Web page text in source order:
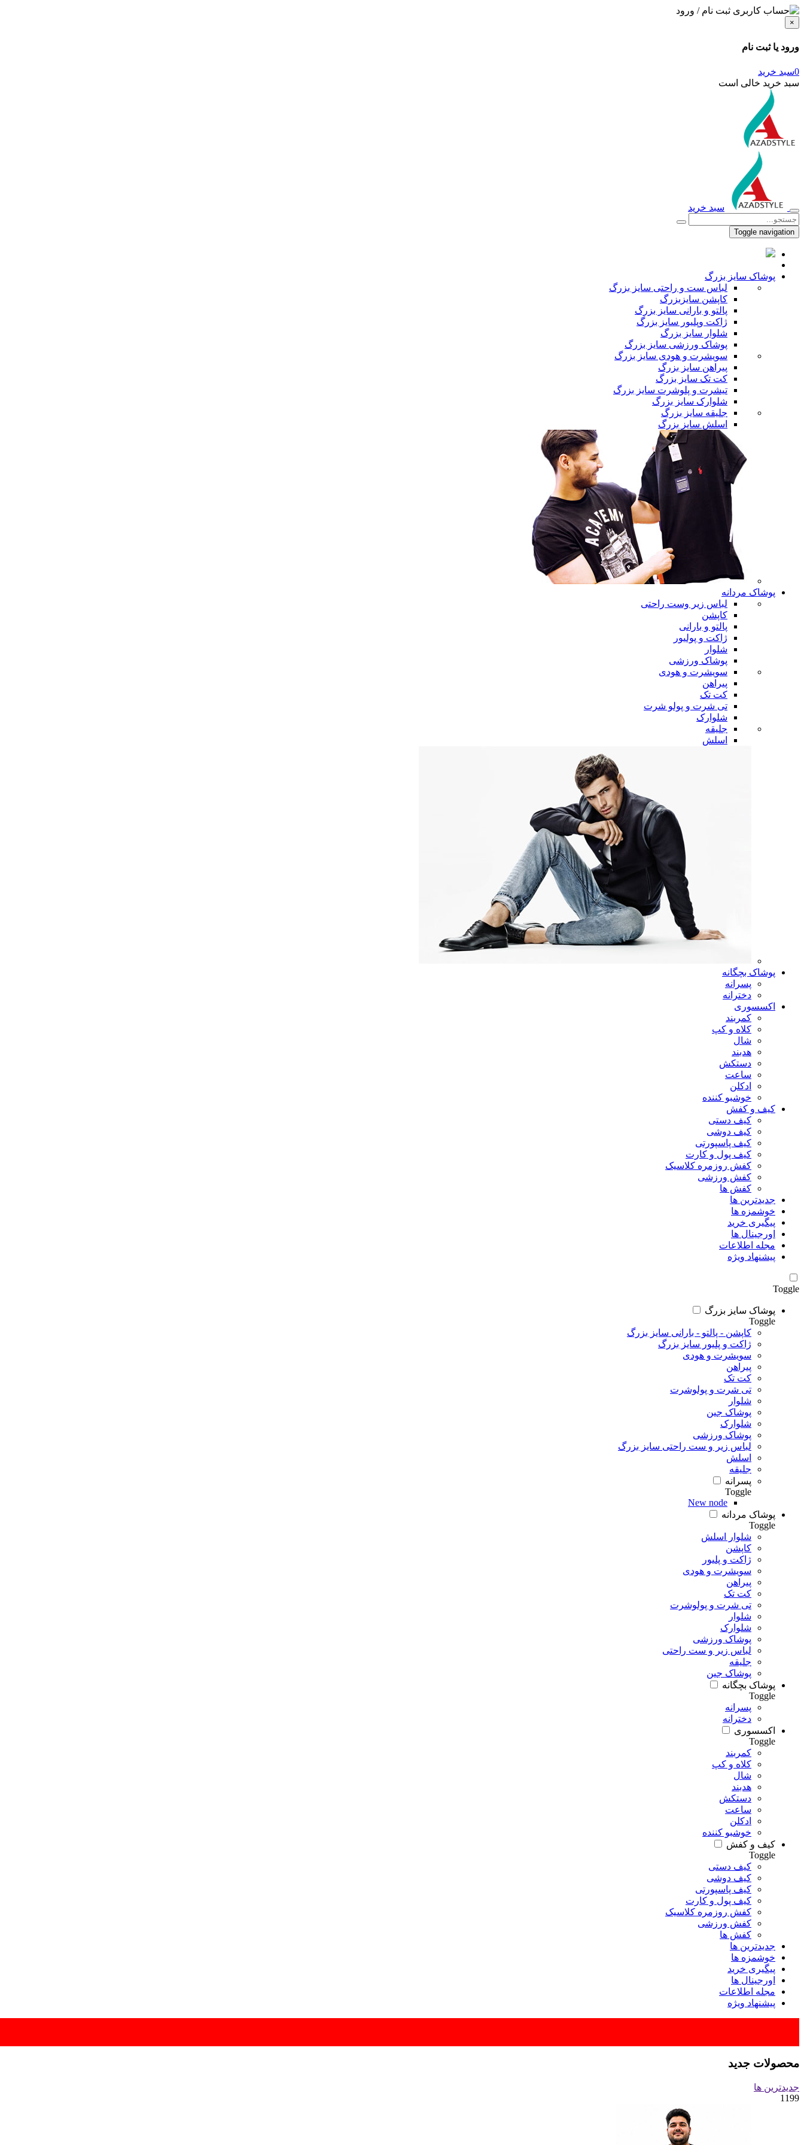
ثبت نام / ورود
×
ورود یا ثبت نام
0سبد خرید
سبد خرید خالی است
سبد خرید
Toggle navigation
پوشاک سایز بزرگ
لباس ست و راحتی سایز بزرگ
کاپشن سایزبزرگ
پالتو و بارانی سایز بزرگ
ژاکت وپلیور سایز بزرگ
شلوار سایز بزرگ
پوشاک ورزشی سایز بزرگ
سویشرت و هودی سایز بزرگ
پیراهن سایز بزرگ
کت تک سایز بزرگ
تیشرت و پلوشرت سایز بزرگ
شلوارک سایز بزرگ
جلیقه سایز بزرگ
اسلش سایز بزرگ
پوشاک مردانه
لباس زیر وست راحتی
کاپشن
پالتو و بارانی
ژاکت و پولیور
شلوار
پوشاک ورزشی
سویشرت و هودی
پیراهن
کت تک
تی شرت و پولو شرت
شلوارک
جلیقه
اسلش
پوشاک بچگانه
پسرانه
دخترانه
اکسسوری
کمربند
کلاه و کپ
شال
هدبند
دستکش
ساعت
ادکلن
خوشبو کننده
کیف و کفش
کیف دستی
کیف دوشی
کیف پاسپورتی
کیف پول و کارت
کفش روزمره کلاسیک
کفش ورزشی
کفش ها
جدیدترین ها
خوشمزه ها
پیگیری خرید
اورجینال ها
مجله اطلاعات
پیشنهاد ویژه
Toggle
پوشاک سایز بزرگ
Toggle
کاپشن - پالتو - بارانی سایز بزرگ
ژاکت و پلیور سایز بزرگ
سویشرت و هودی
پیراهن
کت تک
تی شرت و پولوشرت
شلوار
پوشاک جین
شلوارک
پوشاک ورزشی
لباس زیر و ست راحتی سایز بزرگ
اسلش
جلیقه
پسرانه
Toggle
New node
پوشاک مردانه
Toggle
شلوار اسلش
کاپشن
ژاکت و پلیور
سویشرت و هودی
پیراهن
کت تک
تی شرت و پولوشرت
شلوار
شلوارک
پوشاک ورزشی
لباس زیر و ست راحتی
جلیقه
پوشاک جین
پوشاک بچگانه
Toggle
پسرانه
دخترانه
اکسسوری
Toggle
کمربند
کلاه و کپ
شال
هدبند
دستکش
ساعت
ادکلن
خوشبو کننده
کیف و کفش
Toggle
کیف دستی
کیف دوشی
کیف پاسپورتی
کیف پول و کارت
کفش روزمره کلاسیک
کفش ورزشی
کفش ها
جدیدترین ها
خوشمزه ها
پیگیری خرید
اورجینال ها
مجله اطلاعات
پیشنهاد ویژه
محصولات جدید
جدیدترین ها
1199